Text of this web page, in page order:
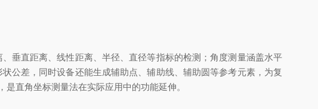
直距离、线性距离、半径、直径等指标的检测；角度测量涵盖水平
公差，同时设备还能生成辅助点、辅助线、辅助圆等参考元素，为复
直角坐标测量法在实际应用中的功能延伸。